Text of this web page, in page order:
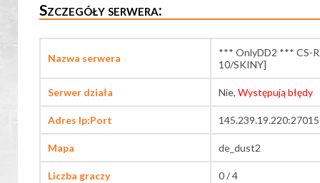
Szczegóły serwera:
Nazwa serwera
*** OnlyDD2 *** CS-
10/SKINY]
Serwer działa Nie, Występują błędy
Adres Ip:Port 145.239.19.220:27015
Mapa de_dust2
Liczba graczy 0 / 4